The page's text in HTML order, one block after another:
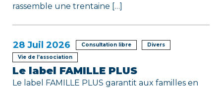
rassemble une trentaine […]
28 Juil 2026 Consultation libre
Divers
Vie de l’association
Le label FAMILLE PLUS
Le label FAMILLE PLUS garantit aux familles en